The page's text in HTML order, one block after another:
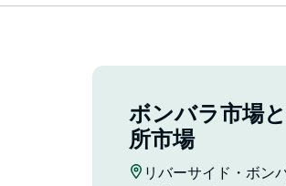
ボンバラ市場
所市場
リバーサイド・ボン